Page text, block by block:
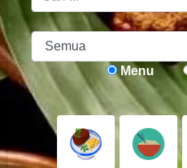
Menu